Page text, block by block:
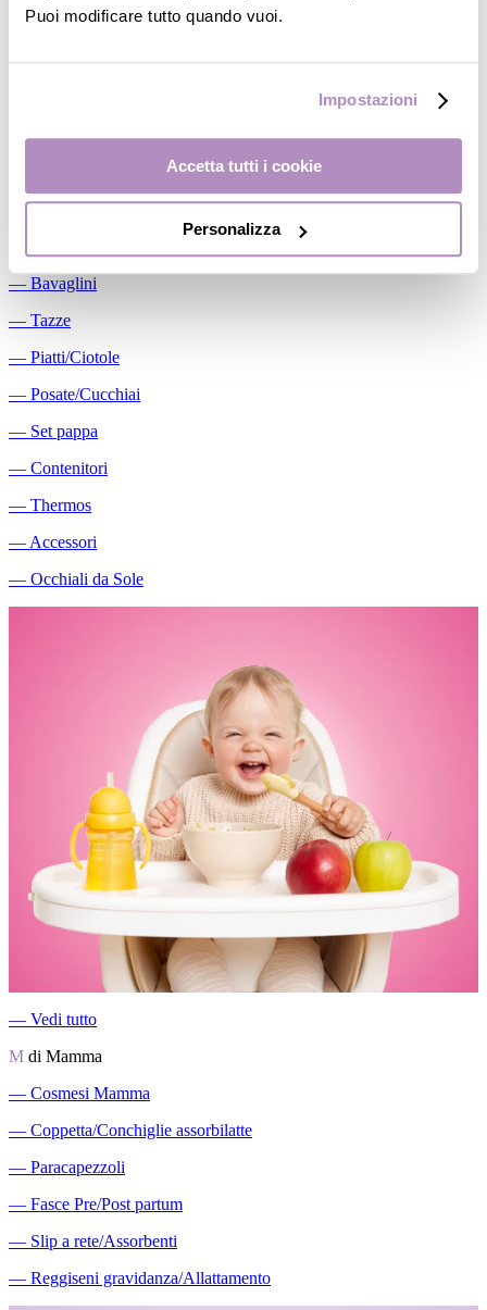
Puoi modificare tutto quando vuoi.
Impostazioni
Accetta tutti i cookie
Personalizza
―Succhietti
Conservalatte Materno
―Massaggiagengive
― Bavaglini
― Tazze
― Piatti/Ciotole
― Posate/Cucchiai
― Set pappa
― Contenitori
― Thermos
― Accessori
― Occhiali da Sole
― Vedi tutto
M di Mamma
― Cosmesi Mamma
― Coppetta/Conchiglie assorbilatte
― Paracapezzoli
― Fasce Pre/Post partum
― Slip a rete/Assorbenti
― Reggiseni gravidanza/Allattamento